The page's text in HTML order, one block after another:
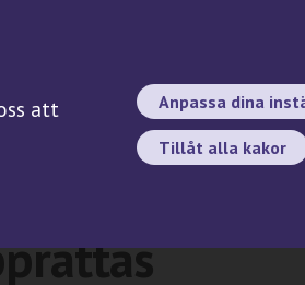
att
Anpassa dina
Tillåt alla kakor